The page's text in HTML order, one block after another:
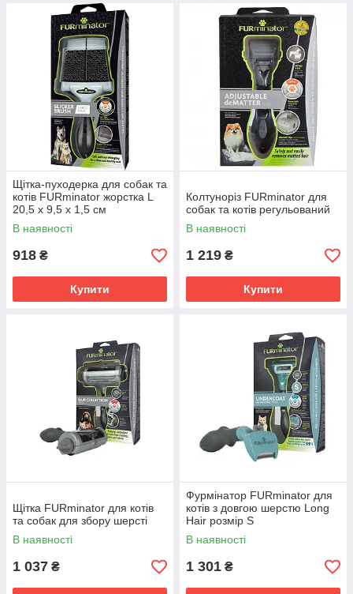
Щітка-пуходерка для собак та
котів FURminator жорстка L
20,5 х 9,5 х 1,5 см
В наявності
918 ₴
Купити
Колтуноріз FURminator для
собак та котів регульований
В наявності
1 219 ₴
Купити
Щітка FURminator для котів
та собак для збору шерсті
В наявності
1 037 ₴
Фурмінатор FURminator для
котів з довгою шерстю Long
Hair розмір S
В наявності
1 301 ₴